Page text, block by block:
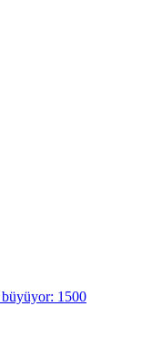
büyüyor: 1500